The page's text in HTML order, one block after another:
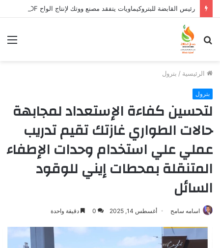
بحث
عن
الرئيسية / بترول
بترول
لتحسين كفاءة الإستعداد لمجابهة
حالات الطواري غازتك تقيم تدريب
عملي علي استخدام وحدات الإطفاء
المتنقلة بمحطات إيني للوقود
السائل
اسامه سامح أغسطس 14, 2025 0 دقيقة واحدة